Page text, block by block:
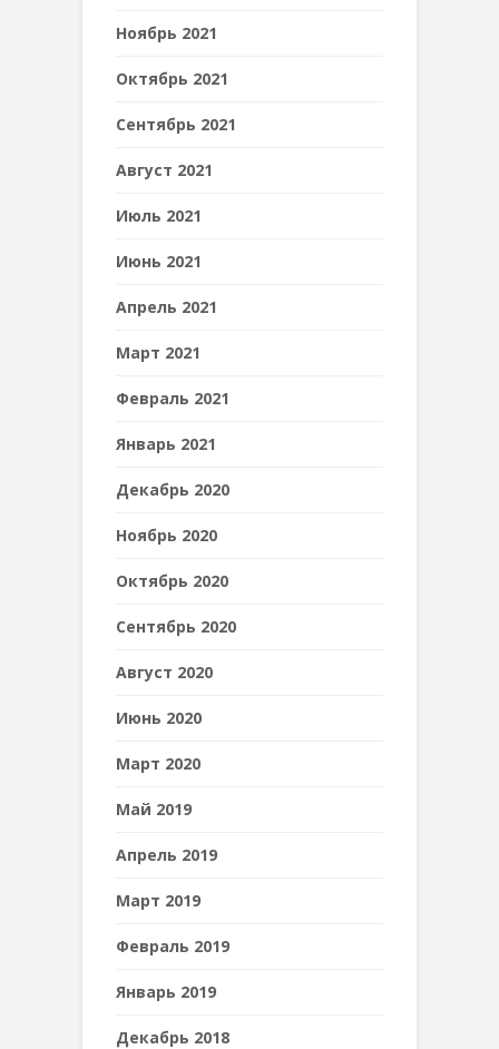
Ноябрь 2021
Октябрь 2021
Сентябрь 2021
Август 2021
Июль 2021
Июнь 2021
Апрель 2021
Март 2021
Февраль 2021
Январь 2021
Декабрь 2020
Ноябрь 2020
Октябрь 2020
Сентябрь 2020
Август 2020
Июнь 2020
Март 2020
Май 2019
Апрель 2019
Март 2019
Февраль 2019
Январь 2019
Декабрь 2018